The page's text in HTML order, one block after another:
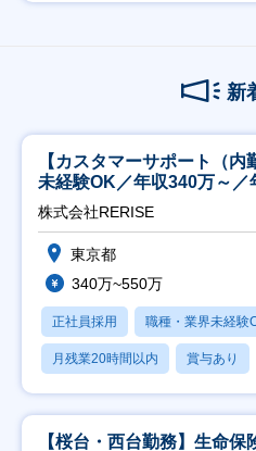
新
【カスタマーサポート（
未経験OK／年収340万～／
株式会社RERISE
東京都
340万~550万
正社員採用 職種・業界未経験
月残業20時間以内 賞与あり
【桜台・西台勤務】生命